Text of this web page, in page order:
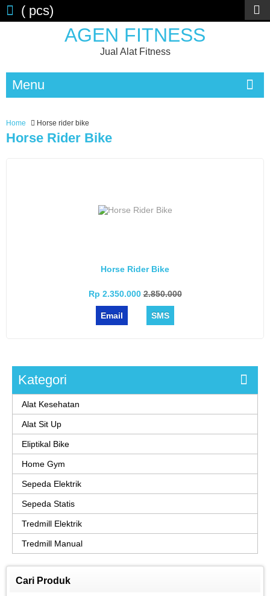
AGEN FITNESS
Jual Alat Fitness
( pcs)
Menu
Home Horse rider bike
Horse Rider Bike
Horse Rider Bike
Rp 2.350.0002.850.000
Email SMS
Kategori
Alat Kesehatan
Alat Sit Up
Eliptikal Bike
Home Gym
Sepeda Elektrik
Sepeda Statis
Tredmill Elektrik
Tredmill Manual
Cari Produk